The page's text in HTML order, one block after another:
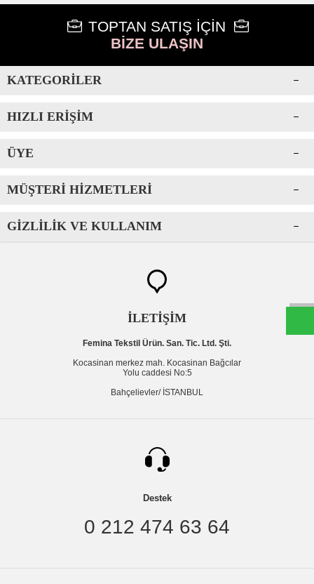
TOPTAN SATIŞ İÇİN
BİZE ULAŞIN
KATEGORILER
HIZLI ERIŞIM
ÜYE
MÜŞTERI HIZMETLERI
GIZLILIK VE KULLANIM
İLETİŞİM
Femina Tekstil Ürün. San. Tic. Ltd. Şti.
Kocasinan merkez mah. Kocasinan Bağcılar
Yolu caddesi No:5
Bahçelievler/ İSTANBUL
Destek
0 212 474 63 64